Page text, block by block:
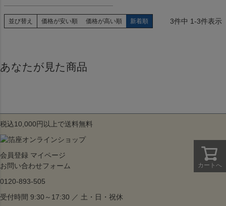
並び替え 価格が安い順 価格が高い順 新着順 3件中 1-3件表示
カートへ
あなたが見た商品
税込10,000円以上で送料無料
会員登録 マイページ
お問い合わせフォーム
0120-893-505
受付時間 9:30～17:30 ／ 土・日・祝休